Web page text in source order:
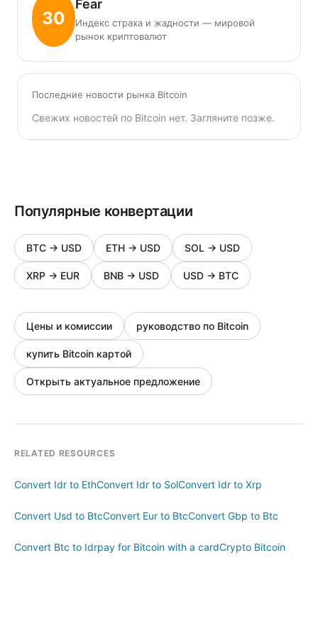
30
Fear
Индекс страха и жадности — мировой
рынок криптовалют
Последние новости рынка Bitcoin
Свежих новостей по Bitcoin нет. Загляните позже.
Популярные конвертации
BTC → USD ETH → USD SOL → USD
XRP → EUR BNB → USD USD → BTC
Цены и комиссии руководство по Bitcoin
купить Bitcoin картой
Открыть актуальное предложение
RELATED RESOURCES
Convert Idr to EthConvert Idr to SolConvert Idr to Xrp
Convert Usd to BtcConvert Eur to BtcConvert Gbp to Btc
Convert Btc to Idrpay for Bitcoin with a cardCrypto Bitcoin